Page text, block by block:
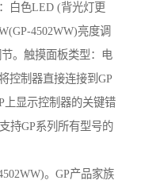
白色LED (背光灯更
4502WW)亮度调
。触摸面板类型：电
控制器直接连接到GP
上显示控制器的关键错
持GP系列所有型号的
。GP产品家族